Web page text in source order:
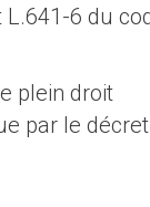
L.641-6 du
plein droit
par le